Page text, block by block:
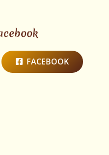
FACEBOOK